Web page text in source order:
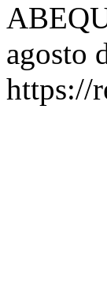
agosto
https://